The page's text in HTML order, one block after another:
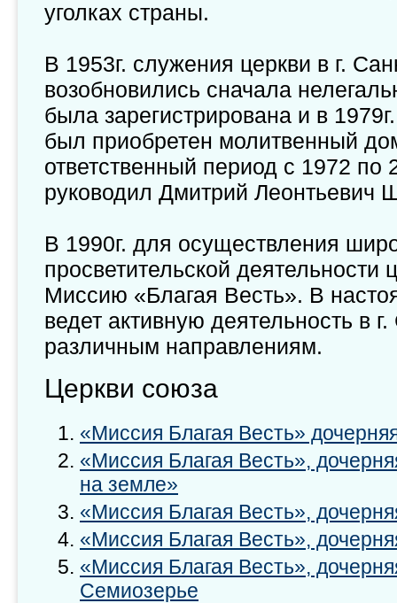
уголках страны.
В 1953г. служения церкви в г.
возобновились сначала
была зарегистрирована и в
был приобретен молитвенный
ответственный период с 1972 по
руководил Дмитрий Леонтьевич
В 1990г. для осуществления
просветительской деятельности
Миссию «Благая Весть». В
ведет активную деятельность в
различным направлениям.
Церкви союза
«Миссия Благая Весть»
«Миссия Благая Весть»,
на земле»
«Миссия Благая Весть»,
«Миссия Благая Весть»,
«Миссия Благая Весть»,
Семиозерье